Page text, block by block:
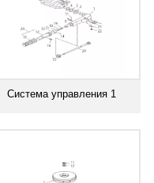
Система управления 1